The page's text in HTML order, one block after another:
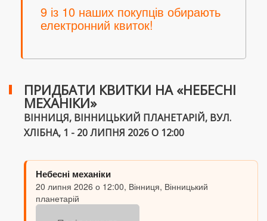
9 із 10 наших покупців обирають
електронний квиток!
ПРИДБАТИ КВИТКИ НА «НЕБЕСНІ
МЕХАНІКИ»
ВІННИЦЯ, ВІННИЦЬКИЙ ПЛАНЕТАРІЙ, ВУЛ.
ХЛІБНА, 1 - 20 ЛИПНЯ 2026 О 12:00
Небесні механіки
20 липня 2026 о 12:00, Вінниця, Вінницький
планетарій